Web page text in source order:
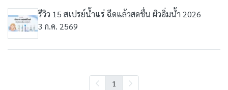
รีวิว 15 สเปรย์น้ำแร่ ฉีดแล้วสดชื่น ผิวอิ่มน้ำ 2026
3 ก.ค. 2569
1